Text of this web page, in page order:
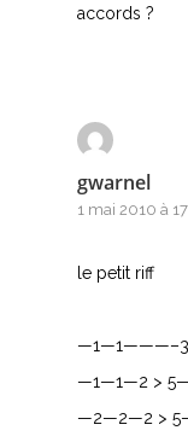
accords ?
gwarnel
1 mai 2010 à
le petit riff
—1—1—2 >
—2—2—2 >